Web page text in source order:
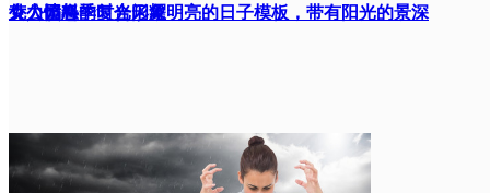
克力馅料
外公园春季时光闪耀明亮的日子模板，带有阳光的景深
女人愤怒的复合形象